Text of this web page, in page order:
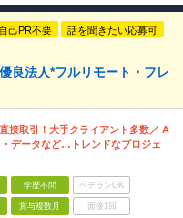
自己PR不要 話を聞きたい応募可
良法人*フルリモート・フレ
接取引！大手クライアント多数／ A
データなど…トレンドなプロジェ
学歴不問 ベテランOK
賞与複数月 面接1回